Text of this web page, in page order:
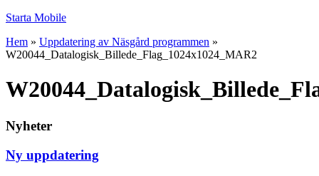
Starta Mobile
Hem » Uppdatering av Näsgård programmen »
W20044_Datalogisk_Billede_Flag_1024x1024_MAR2
Nyheter
Ny uppdatering